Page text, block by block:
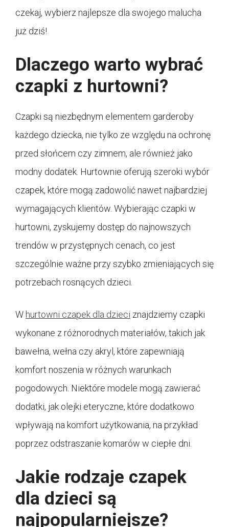
czekaj, wybierz najlepsze dla swojego malucha
już dziś!
Dlaczego warto wybrać
czapki z hurtowni?
Czapki są niezbędnym elementem garderoby
każdego dziecka, nie tylko ze względu na ochronę
przed słońcem czy zimnem, ale również jako
modny dodatek. Hurtownie oferują szeroki wybór
czapek, które mogą zadowolić nawet najbardziej
wymagających klientów. Wybierając czapki w
hurtowni, zyskujemy dostęp do najnowszych
trendów w przystępnych cenach, co jest
szczególnie ważne przy szybko zmieniających się
potrzebach rosnących dzieci.
W hurtowni czapek dla dzieci znajdziemy czapki
wykonane z różnorodnych materiałów, takich jak
bawełna, wełna czy akryl, które zapewniają
komfort noszenia w różnych warunkach
pogodowych. Niektóre modele mogą zawierać
dodatki, jak olejki eteryczne, które dodatkowo
wpływają na komfort użytkowania, na przykład
poprzez odstraszanie komarów w ciepłe dni.
Jakie rodzaje czapek
dla dzieci są
najpopularniejsze?